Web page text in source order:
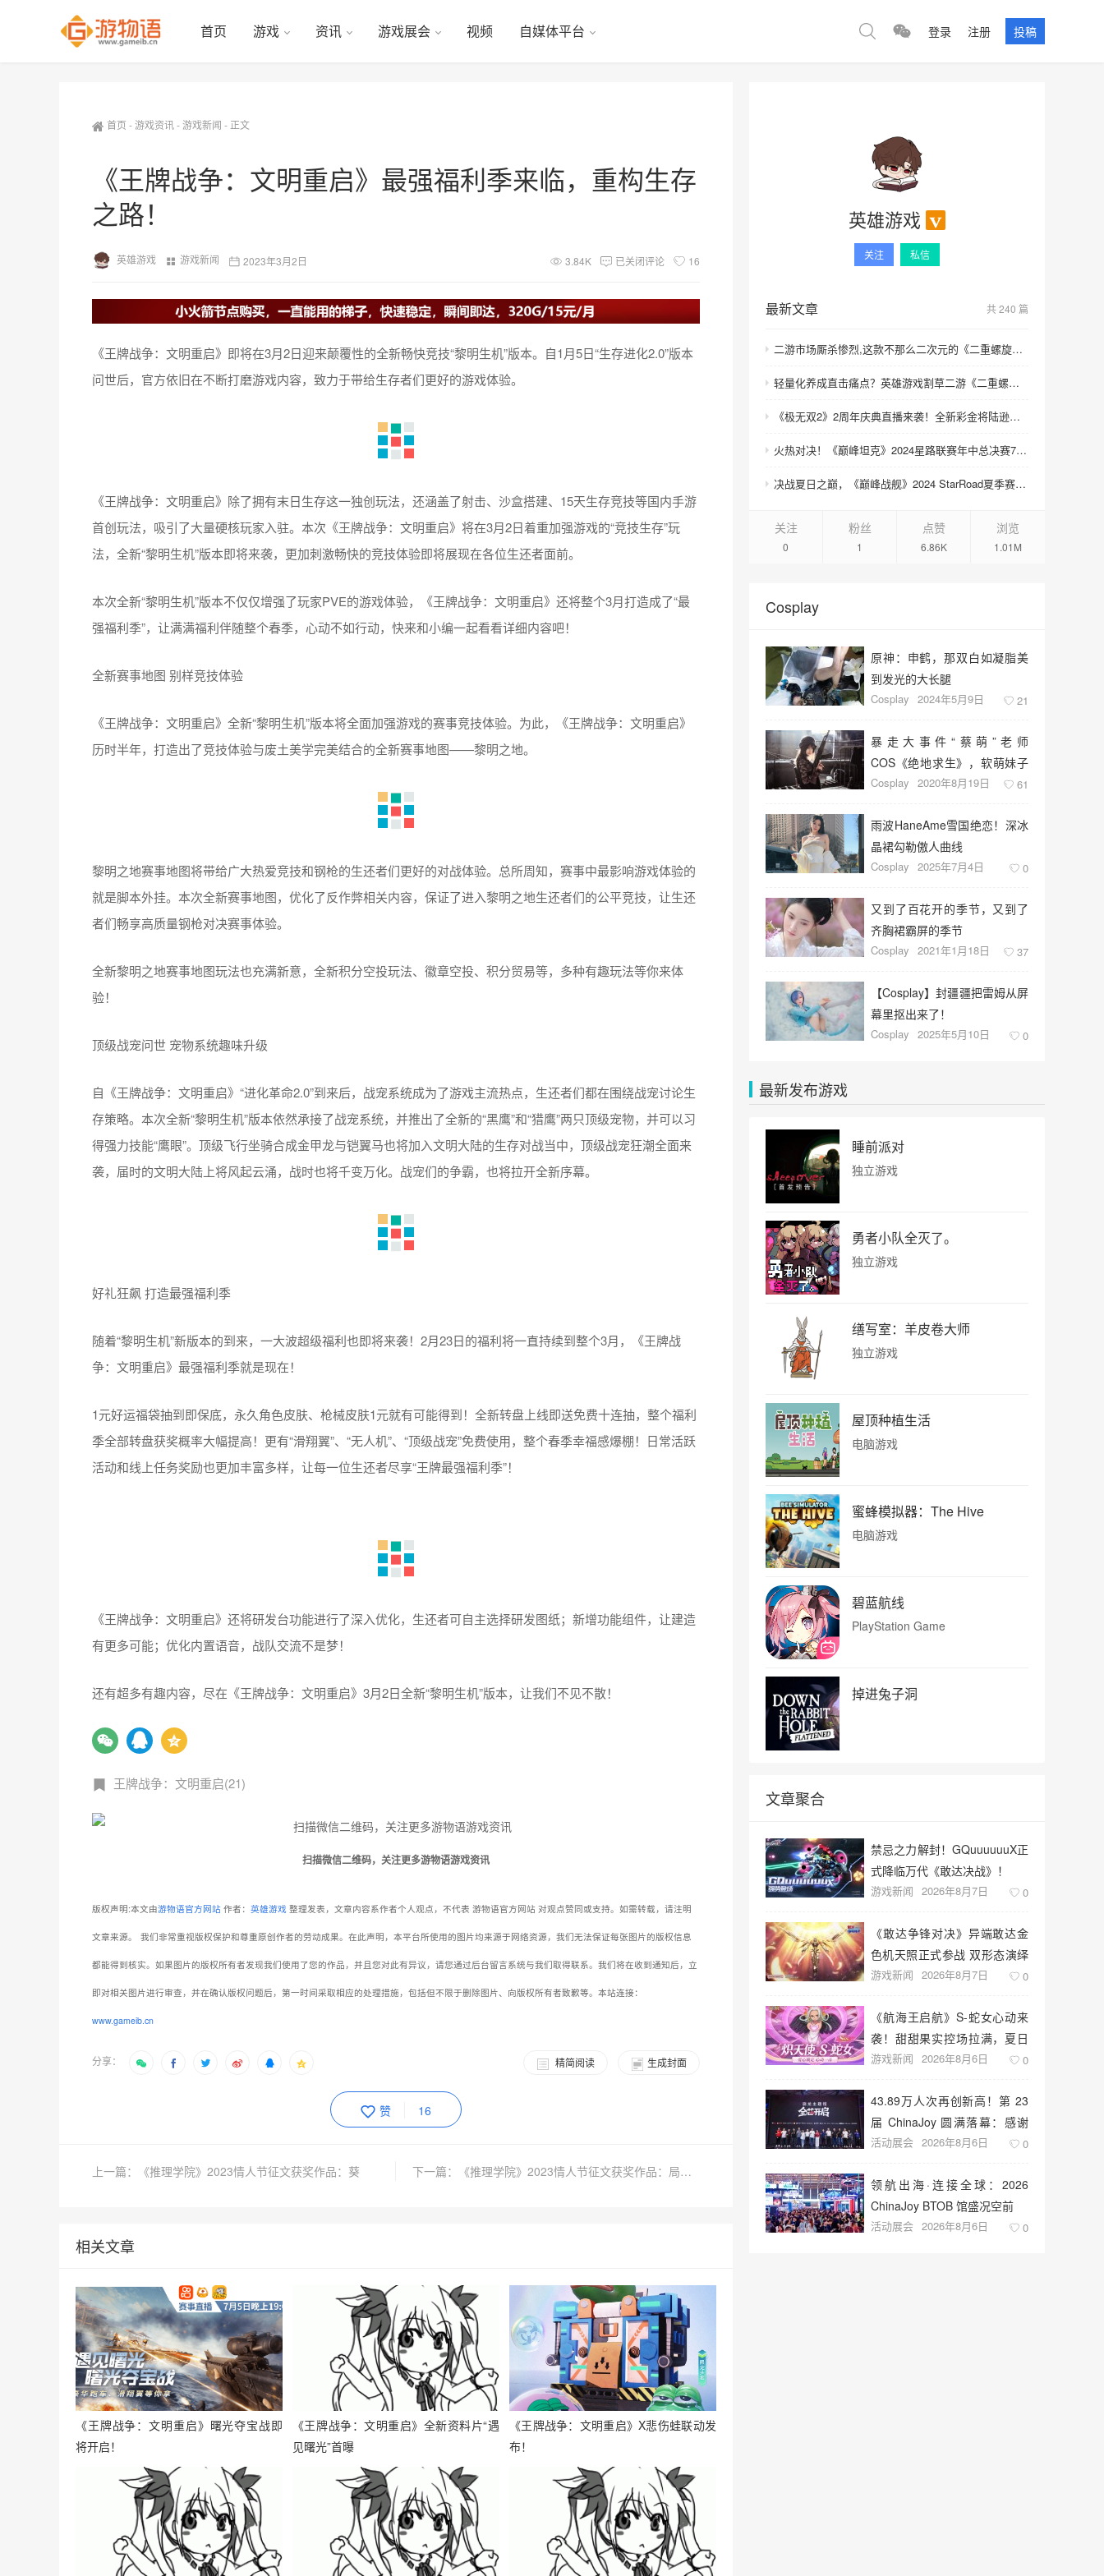
首页 游戏 资讯 游戏展会 视频 自媒体平台 登录 注册 投稿
首页 -游戏资讯-游戏新闻 - 正文
《王牌战争：文明重启》最强福利季来临，重构生存
之路！
英雄游戏 游戏新闻 2023年3月2日 3.84K 已关闭评论 16
《王牌战争：文明重启》即将在3月2日迎来颠覆性的全新畅快竞技“黎明生机”版本。自1月5日“生存进化2.0”版本
问世后，官方依旧在不断打磨游戏内容，致力于带给生存者们更好的游戏体验。
《王牌战争：文明重启》除了拥有末日生存这一独创玩法，还涵盖了射击、沙盒搭建、15天生存竞技等国内手游
首创玩法，吸引了大量硬核玩家入驻。本次《王牌战争：文明重启》将在3月2日着重加强游戏的“竞技生存”玩
法，全新“黎明生机”版本即将来袭，更加刺激畅快的竞技体验即将展现在各位生还者面前。
本次全新“黎明生机”版本不仅仅增强了玩家PVE的游戏体验，《王牌战争：文明重启》还将整个3月打造成了“最
强福利季”，让满满福利伴随整个春季，心动不如行动，快来和小编一起看看详细内容吧！
全新赛事地图 别样竞技体验
《王牌战争：文明重启》全新“黎明生机”版本将全面加强游戏的赛事竞技体验。为此，《王牌战争：文明重启》
历时半年，打造出了竞技体验与废土美学完美结合的全新赛事地图——黎明之地。
黎明之地赛事地图将带给广大热爱竞技和钢枪的生还者们更好的对战体验。总所周知，赛事中最影响游戏体验的
就是脚本外挂。本次全新赛事地图，优化了反作弊相关内容，保证了进入黎明之地生还者们的公平竞技，让生还
者们畅享高质量钢枪对决赛事体验。
全新黎明之地赛事地图玩法也充满新意，全新积分空投玩法、徽章空投、积分贸易等，多种有趣玩法等你来体
验！
顶级战宠问世 宠物系统趣味升级
自《王牌战争：文明重启》“进化革命2.0”到来后，战宠系统成为了游戏主流热点，生还者们都在围绕战宠讨论生
存策略。本次全新“黎明生机”版本依然承接了战宠系统，并推出了全新的“黑鹰”和“猎鹰”两只顶级宠物，并可以习
得强力技能“鹰眼”。顶级飞行坐骑合成金甲龙与铠翼马也将加入文明大陆的生存对战当中，顶级战宠狂潮全面来
袭，届时的文明大陆上将风起云涌，战时也将千变万化。战宠们的争霸，也将拉开全新序幕。
好礼狂飙 打造最强福利季
随着“黎明生机”新版本的到来，一大波超级福利也即将来袭！2月23日的福利将一直持续到整个3月，《王牌战
争：文明重启》最强福利季就是现在！
1元好运福袋抽到即保底，永久角色皮肤、枪械皮肤1元就有可能得到！全新转盘上线即送免费十连抽，整个福利
季全部转盘获奖概率大幅提高！更有“滑翔翼”、“无人机”、“顶级战宠”免费使用，整个春季幸福感爆棚！日常活跃
活动和线上任务奖励也更加丰富多样，让每一位生还者尽享“王牌最强福利季”！
《王牌战争：文明重启》还将研发台功能进行了深入优化，生还者可自主选择研发图纸；新增功能组件，让建造
有更多可能；优化内置语音，战队交流不是梦！
还有超多有趣内容，尽在《王牌战争：文明重启》3月2日全新“黎明生机”版本，让我们不见不散！
王牌战争：文明重启(21)
扫描微信二维码，关注更多游物语游戏资讯
版权声明:本文由游物语官方网站 作者： 英雄游戏 整理发表，文章内容系作者个人观点，不代表 游物语官方网站 对观点赞同或支持。如需转载，请注明
文章来源。 我们非常重视版权保护和尊重原创作者的劳动成果。在此声明，本平台所使用的图片均来源于网络资源，我们无法保证每张图片的版权信息
都能得到核实。如果图片的版权所有者发现我们使用了您的作品，并且您对此有异议，请您通过后台留言系统与我们取得联系。我们将在收到通知后，立
即对相关图片进行审查，并在确认版权问题后，第一时间采取相应的处理措施，包括但不限于删除图片、向版权所有者致歉等。本站连接：
www.gameib.cn
分享： 生成封面
精简阅读
赞 16
上一篇：《推理学院》2023情人节征文获奖作品：葵 下一篇：《推理学院》2023情人节征文获奖作品：局外之人
相关文章
《王牌战争：文明重启》曙光夺宝战即
将开启！
《王牌战争：文明重启》全新资料片“遇
见曙光”首曝
《王牌战争：文明重启》X悲伤蛙联动发
布！
英雄游戏
关注 私信
最新文章 共 240 篇
二游市场厮杀惨烈,这款不那么二次元的《二重螺旋》凭何突围
轻量化养成直击痛点？英雄游戏割草二游《二重螺旋》“不走寻常路”
《极无双2》2周年庆典直播来袭！全新彩金将陆逊登场！
火热对决！《巅峰坦克》2024星路联赛年中总决赛7.27开启！
决战夏日之巅，《巅峰战舰》2024 StarRoad夏季赛周赛即将打响！
关注
0
粉丝
1
点赞
6.86K
浏览
1.01M
Cosplay
原神：申鹤，那双白如凝脂美
到发光的大长腿
Cosplay 2024年5月9日 21
暴走大事件“蔡萌”老师
COS《绝地求生》，软萌妹子
惹人怜
Cosplay 2020年8月19日 61
雨波HaneAme雪国绝恋！深冰
晶裙勾勒傲人曲线
Cosplay 2025年7月4日 0
又到了百花开的季节，又到了
齐胸裙霸屏的季节
Cosplay 2021年1月18日 37
【Cosplay】封疆疆把雷姆从屏
幕里抠出来了！
Cosplay 2025年5月10日 0
最新发布游戏
睡前派对
独立游戏
勇者小队全灭了。
独立游戏
缮写室：羊皮卷大师
独立游戏
屋顶种植生活
电脑游戏
蜜蜂模拟器：The Hive
电脑游戏
碧蓝航线
PlayStation Game
掉进兔子洞
文章聚合
禁忌之力解封！GQuuuuuuX正
式降临万代《敢达决战》！
游戏新闻 2026年8月7日 0
《敢达争锋对决》异端敢达金
色机天照正式参战 双形态演绎
空中战技
游戏新闻 2026年8月7日 0
《航海王启航》S-蛇女心动来
袭！甜甜果实控场拉满，夏日
盛宴开启
游戏新闻 2026年8月6日 0
43.89万人次再创新高！第 23
届 ChinaJoy 圆满落幕：感谢
有你，共赴这场“与 AI 同游”的
活动展会 2026年8月6日 0
领航出海·连接全球：2026
ChinaJoy BTOB 馆盛况空前
活动展会 2026年8月6日 0